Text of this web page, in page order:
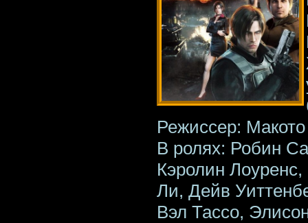
Режиссер:
В ролях: Робин
Кэролин
Ли, Дейв
Вэл Тассо,